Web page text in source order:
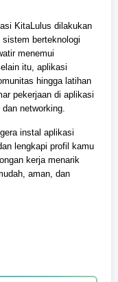
KitaLulus dilakukan
berteknologi
menemui
itu, aplikasi
hingga latihan
pekerjaan di aplikasi
networking.
instal aplikasi
lengkapi profil kamu
kerja menarik
aman, dan